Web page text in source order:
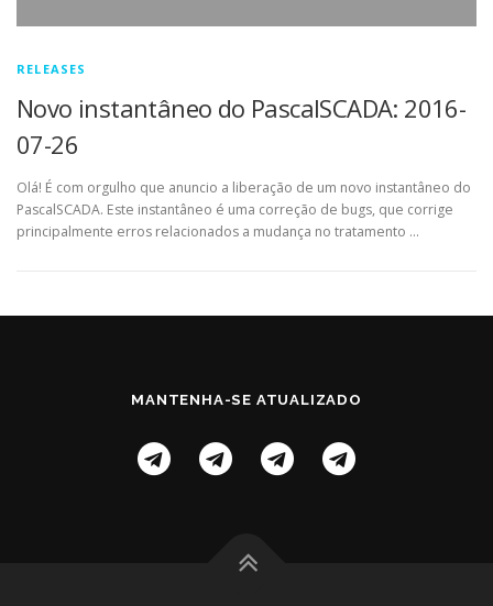
RELEASES
Novo instantâneo do PascalSCADA: 2016-
07-26
Olá! É com orgulho que anuncio a liberação de um novo instantâneo do
PascalSCADA. Este instantâneo é uma correção de bugs, que corrige
principalmente erros relacionados a mudança no tratamento …
MANTENHA-SE ATUALIZADO